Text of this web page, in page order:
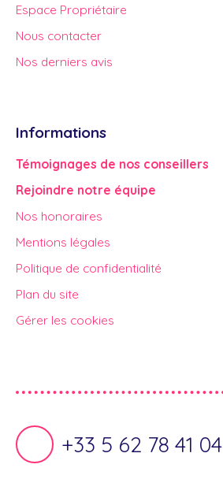
Espace Propriétaire
Nous contacter
Nos derniers avis
Informations
Témoignages de nos conseillers
Rejoindre notre équipe
Nos honoraires
Mentions légales
Politique de confidentialité
Plan du site
Gérer les cookies
+33 5 62 78 41 04